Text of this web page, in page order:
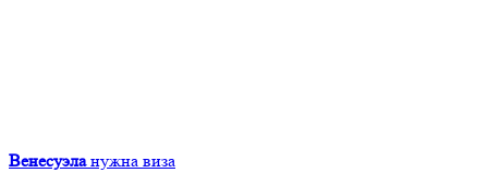
Венесуэла нужна виза